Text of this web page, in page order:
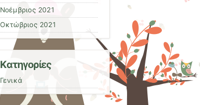
Νοέμβριος 2021
Οκτώβριος 2021
Kατηγορίες
Γενικά